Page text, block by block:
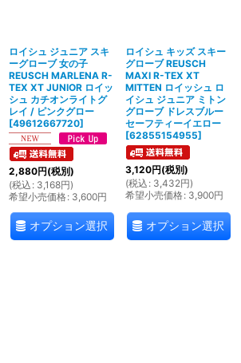
ロイシュ ジュニア スキ
ーグローブ 女の子
REUSCH MARLENA R-
TEX XT JUNIOR ロイッ
シュ カチオンライトグ
レイ / ピンクグロー
[49612667720]
2,880円(税別)
(税込 : 3,168円)
希望小売価格: 3,600円
オプション選択
ロイシュ キッズ スキー
グローブ REUSCH
MAXI R-TEX XT
MITTEN ロイッシュ ロ
イシュ ジュニア ミトン
グローブ ドレスブルー
セーフティーイエロー
[62855154955]
3,120円(税別)
(税込 : 3,432円)
希望小売価格: 3,900円
オプション選択